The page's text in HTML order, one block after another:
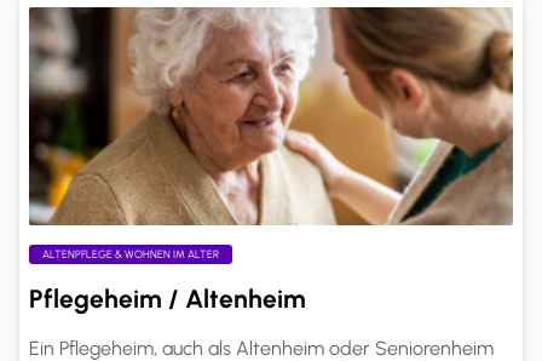
Bedürfnisse und Lebenssituationen.
ALTENPFLEGE & WOHNEN IM ALTER
Pflegeheim / Altenheim
Ein Pflegeheim, auch als Altenheim oder Seniorenheim